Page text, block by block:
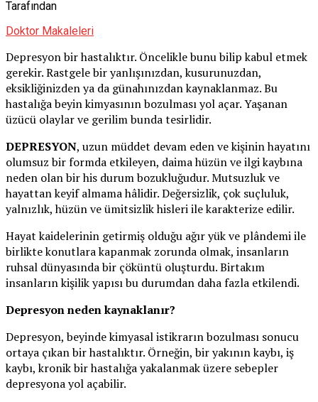
Tarafından
Doktor Makaleleri
Depresyon bir hastalıktır. Öncelikle bunu bilip kabul etmek
gerekir. Rastgele bir yanlışınızdan, kusurunuzdan,
eksikliğinizden ya da günahınızdan kaynaklanmaz. Bu
hastalığa beyin kimyasının bozulması yol açar. Yaşanan
üzücü olaylar ve gerilim bunda tesirlidir.
DEPRESYON, uzun müddet devam eden ve kişinin hayatını
olumsuz bir formda etkileyen, daima hüzün ve ilgi kaybına
neden olan bir his durum bozukluğudur. Mutsuzluk ve
hayattan keyif almama hâlidir. Değersizlik, çok suçluluk,
yalnızlık, hüzün ve ümitsizlik hisleri ile karakterize edilir.
Hayat kaidelerinin getirmiş olduğu ağır yük ve plândemi ile
birlikte konutlara kapanmak zorunda olmak, insanların
ruhsal dünyasında bir çöküntü oluşturdu. Birtakım
insanların kişilik yapısı bu durumdan daha fazla etkilendi.
Depresyon neden kaynaklanır?
Depresyon, beyinde kimyasal istikrarın bozulması sonucu
ortaya çıkan bir hastalıktır. Örneğin, bir yakının kaybı, iş
kaybı, kronik bir hastalığa yakalanmak üzere sebepler
depresyona yol açabilir.